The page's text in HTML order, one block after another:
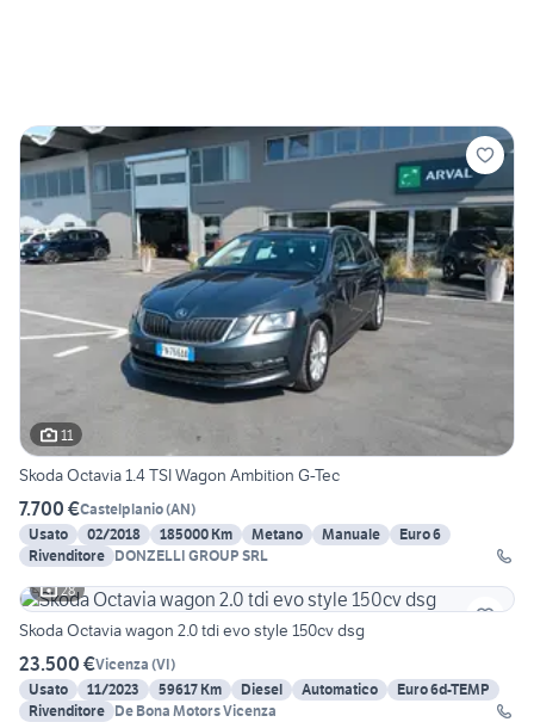
11
Skoda Octavia 1.4 TSI Wagon Ambition G-Tec
7.700 €Castelplanio(AN)
Usato
02/2018 185000 Km Metano Manuale
Euro 6
Rivenditore DONZELLI GROUP SRL
28
Skoda Octavia wagon 2.0 tdi evo style 150cv dsg
23.500 €Vicenza (VI)
Usato
11/2023 59617 Km Diesel Automatico
Euro 6d-TEMP
Rivenditore De Bona Motors Vicenza